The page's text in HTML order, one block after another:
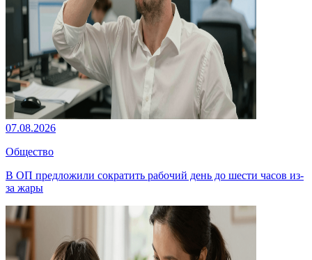
07.08.2026
Общество
В ОП предложили сократить рабочий день до шести часов из-
за жары